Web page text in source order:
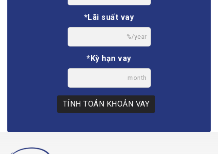
*Lãi suất vay
%/year
*Kỳ hạn vay
month
TÍNH TOÁN KHOẢN VAY